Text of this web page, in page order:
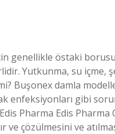
için genellikle östaki
Yutkunma, su içme,
Buşonex damla
enfeksiyonları gibi
Pharma Edis Pharma
ve çözülmesini ve